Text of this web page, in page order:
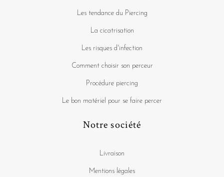
Les tendance du Piercing
La cicatrisation
Les risques d'infection
Comment choisir son perceur
Procédure piercing
Le bon matériel pour se faire percer
Notre société
Livraison
Mentions légales